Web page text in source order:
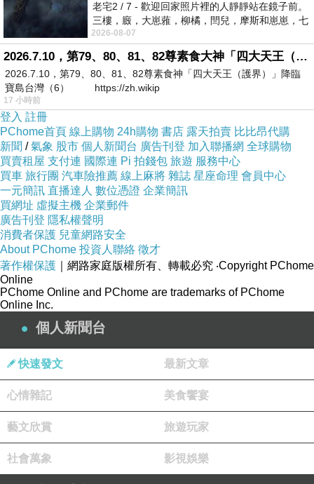
老宅2 / 7 - 歡迎回家照片裡的人靜靜站在鏡子前。
三樓，廄，大崽蕥，柳橘，閆兒，摩斯和崽崽，七
個人整整齊齊地站在鏡框之外，如同
2026-08-07
2026.7.10，第79、80、81、82尊素食大神「四大天王（護界）」降臨寶島台灣（6）
2026.7.10，第79、80、81、82尊素食神「四大天王（護界）」降臨
寶島台灣（6） https://zh.wikip
17 小時前
登入 註冊
PChome首頁 線上購物 24h購物 書店 露天拍賣 比比昂代購
新聞 /氣象 股市 個人新聞台 廣告刊登 加入聯播網 全球購物
買賣租屋 支付連 國際連 Pi 拍錢包 旅遊 服務中心
買車 旅行團 汽車險推薦 線上麻將 雜誌 星座命理 會員中心
一元簡訊 直播達人 數位憑證 企業簡訊
買網址 虛擬主機 企業郵件
廣告刊登 隱私權聲明
消費者保護 兒童網路安全
About PChome 投資人聯絡 徵才
著作權保護 ｜網路家庭版權所有、轉載必究 ‧Copyright PChome
Online
PChome Online and PChome are trademarks of PChome
Online Inc.
個人新聞台
快速發文 最新文章
心情雜記 美食饗宴
藝文欣賞 旅遊玩家
社會萬象 影視娛樂